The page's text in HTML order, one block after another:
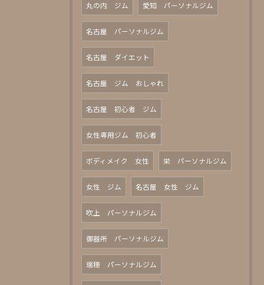
丸の内 ジム 愛知 パーソナルジム
名古屋 パーソナルジム
名古屋 ダイエット
名古屋 ジム おしゃれ
名古屋 初心者 ジム
女性専用ジム 初心者
ボディメイク 女性 栄 パーソナルジム
女性 ジム 名古屋 女性 ジム
吹上 パーソナルジム
御器所 パーソナルジム
瑞穂 パーソナルジム